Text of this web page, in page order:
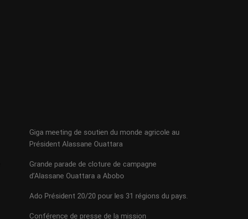
Giga meeting de soutien du monde agricole au
Président Alassane Ouattara
Grande parade de cloture de campagne
d’Alassane Ouattara a Abobo
Ado Président 20/20 pour les 31 régions du pays.
Conférence de presse de la mission